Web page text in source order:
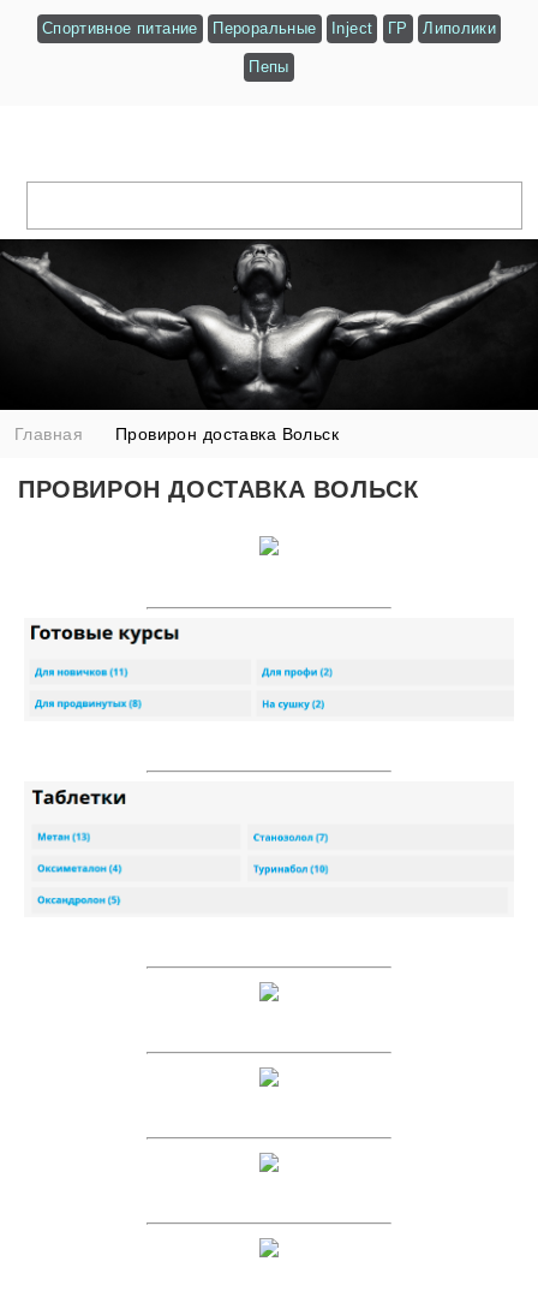
Спортивное питание Пероральные Inject ГР Липолики
Пепы
Главная Провирон доставка Вольск
ПРОВИРОН ДОСТАВКА ВОЛЬСК